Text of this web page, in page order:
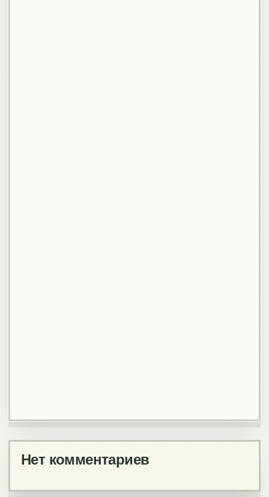
Нет комментариев